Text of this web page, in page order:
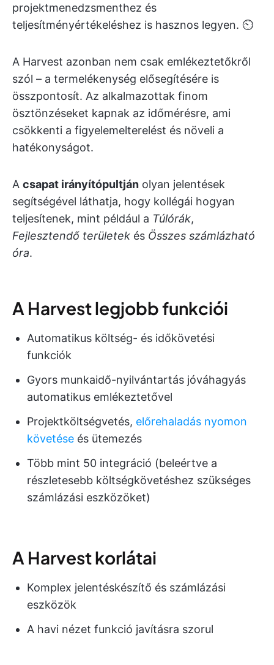
projektmenedzsmenthez és
teljesítményértékeléshez is hasznos legyen. ⏲️
A Harvest azonban nem csak emlékeztetőkről
szól – a termelékenység elősegítésére is
összpontosít. Az alkalmazottak finom
ösztönzéseket kapnak az időmérésre, ami
csökkenti a figyelemelterelést és növeli a
hatékonyságot.
A csapat irányítópultján olyan jelentések
segítségével láthatja, hogy kollégái hogyan
teljesítenek, mint például a Túlórák,
Fejlesztendő területek és Összes számlázható
óra.
A Harvest legjobb funkciói
Automatikus költség- és időkövetési
funkciók
Gyors munkaidő-nyilvántartás jóváhagyás
automatikus emlékeztetővel
Projektköltségvetés, előrehaladás nyomon
követése és ütemezés
Több mint 50 integráció (beleértve a
részletesebb költségkövetéshez szükséges
számlázási eszközöket)
A Harvest korlátai
Komplex jelentéskészítő és számlázási
eszközök
A havi nézet funkció javításra szorul